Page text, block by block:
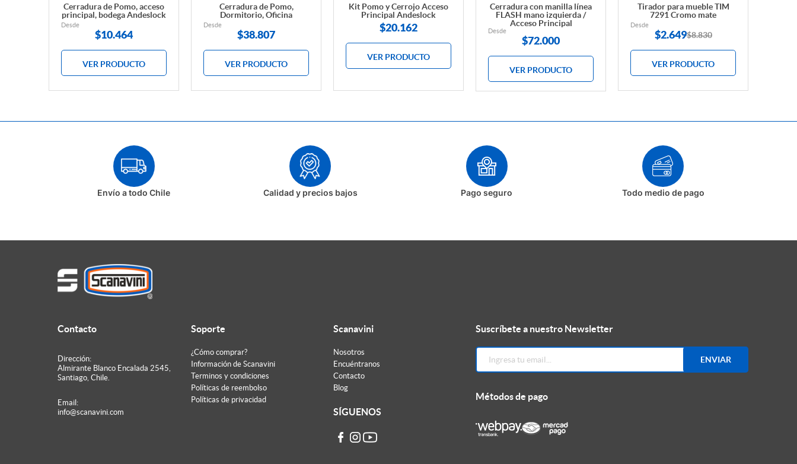
Cerradura de Pomo, acceso
principal, bodega Andeslock
Desde
$10.464
VER PRODUCTO
Cerradura de Pomo,
Dormitorio, Oficina
Desde
$38.807
VER PRODUCTO
Kit Pomo y Cerrojo Acceso
Principal Andeslock
$20.162
VER PRODUCTO
Cerradura con manilla línea
FLASH mano izquierda /
Acceso Principal
Desde
$72.000
VER PRODUCTO
Tirador para mueble TIM
7291 Cromo mate
Desde
$2.649$8.830
VER PRODUCTO
Envío a todo Chile Calidad y precios bajos Pago seguro Todo medio de pago
Contacto
Dirección:
Almirante Blanco Encalada 2545,
Santiago, Chile.
Email:
info@scanavini.com
Soporte
¿Cómo comprar?
Información de Scanavini
Terminos y condiciones
Políticas de reembolso
Políticas de privacidad
Scanavini
Nosotros
Encuéntranos
Contacto
Blog
SÍGUENOS
Suscríbete a nuestro Newsletter
ENVIAR
Métodos de pago